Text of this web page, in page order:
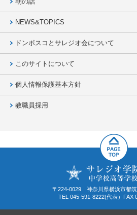
NEWS&TOPICS
ドンボスコとサレジオ会について
このサイトについて
個人情報保護基本方針
教職員採用
〒224-0029 神奈川県横浜市都
TEL 045-591-8222(代表）FAX